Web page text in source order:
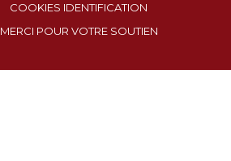
COOKIES IDENTIFICATION
MERCI POUR VOTRE SOUTIEN